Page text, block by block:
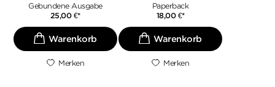
Gebundene Ausgabe
25,00 €*
Merken
Paperback
18,00 €*
Merken